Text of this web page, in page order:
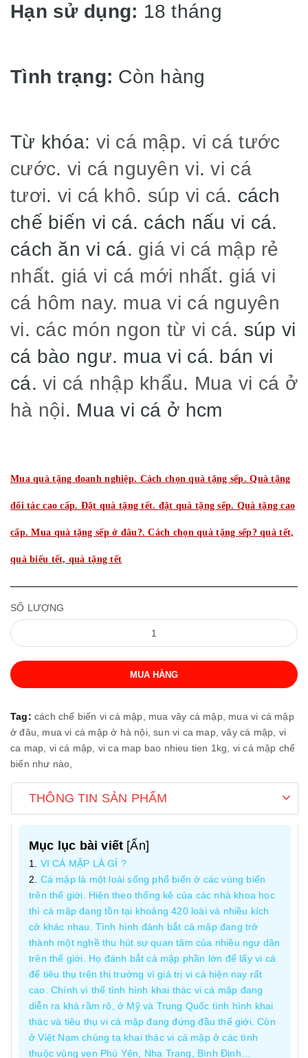
Hạn sử dụng: 18 tháng
Tình trạng: Còn hàng
Từ khóa: vi cá mập. vi cá tước
cước. vi cá nguyên vi.vi cá
tươi. vi cá khô. súp vi cá. cách
chế biến vi cá. cách nấu vi cá.
cách ăn vi cá. giá vi cá mập rẻ
nhất. giá vi cá mới nhất. giá vi
cá hôm nay. mua vi cá nguyên
vi. các món ngon từ vi cá. súp vi
cá bào ngư. mua vi cá. bán vi
cá.vi cá nhập khẩu. Mua vi cá ở
hà nội. Mua vi cá ở hcm
Mua quà tặng doanh nghiệp. Cách chọn quà tặng sếp.Quà tặng
đối tác cao cấp. Đặt quà tặng tết. đặt quà tặng sếp. Quà tặng cao
cấp.Mua quà tặng sếp ở đâu?.Cách chọn quà tặng sếp? quà tết,
quà biếu tết, quà tặng tết
SỐ LƯỢNG
MUA HÀNG
Tag: cách chế biến vi cá mập, mua vây cá mập, mua vi cá mập
ở đâu, mua vi cá mập ở hà nội,sun vi ca map,vây cá mập, vi
ca map, vi cá mập, vi ca map bao nhieu tien 1kg, vi cá mập chế
biến như nào,
THÔNG TIN SẢN PHẨM
Mục lục bài viết [Ẩn]
VI CÁ MẬP LÀ GÌ ?
Cá mập là một loài sống phổ biến ở các vùng biển
trên thế giới. Hiện theo thống kê của các nhà khoa học
thì cá mập đang tồn tại khoảng 420 loài và nhiều kích
cở khác nhau. Tình hình đánh bắt cá mập đang trở
thành một nghề thu hút sự quan tâm của nhiều ngư dân
trên thế giới. Họ đánh bắt cá mập phần lớn để lấy vi cá
để tiêu thụ trên thị trường vì giá trị vi cá hiện nay rất
cao. Chính vì thế tình hình khai thác vi cá mập đang
diễn ra khá rầm rộ, ở Mỹ và Trung Quốc tình hình khai
thác và tiêu thụ vi cá mập đang đứng đầu thế giới. Còn
ở Việt Nam chúng ta khai thác vi cá mập ở các tình
thuộc vùng ven Phú Yên, Nha Trang, Bình Định…